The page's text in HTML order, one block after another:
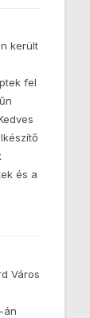
került
fel
és a
Város
án